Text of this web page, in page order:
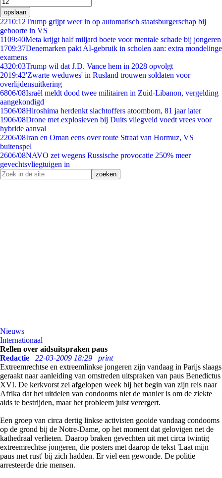
opslaan
2210:12Trump grijpt weer in op automatisch staatsburgerschap bij
geboorte in VS
1109:40Meta krijgt half miljard boete voor mentale schade bij jongeren
1709:37Denemarken pakt AI-gebruik in scholen aan: extra mondelinge
examens
4320:03Trump wil dat J.D. Vance hem in 2028 opvolgt
2019:42'Zwarte weduwes' in Rusland trouwen soldaten voor
overlijdensuitkering
6806/08Israël meldt dood twee militairen in Zuid-Libanon, vergelding
aangekondigd
1506/08Hiroshima herdenkt slachtoffers atoombom, 81 jaar later
1906/08Drone met explosieven bij Duits vliegveld voedt vrees voor
hybride aanval
2206/08Iran en Oman eens over route Straat van Hormuz, VS
buitenspel
2606/08NAVO zet wegens Russische provocatie 250% meer
gevechtsvliegtuigen in
Nieuws
Internationaal
Rellen over aidsuitspraken paus
Redactie
22-03-2009 18:29
print
Extreemrechtse en extreemlinkse jongeren zijn vandaag in Parijs slaags
geraakt naar aanleiding van omstreden uitspraken van paus Benedictus
XVI. De kerkvorst zei afgelopen week bij het begin van zijn reis naar
Afrika dat het uitdelen van condooms niet de manier is om de ziekte
aids te bestrijden, maar het probleem juist verergert.
Een groep van circa dertig linkse activisten gooide vandaag condooms
op de grond bij de Notre-Dame, op het moment dat gelovigen net de
kathedraal verlieten. Daarop braken gevechten uit met circa twintig
extreemrechtse jongeren, die posters met daarop de tekst 'Laat mijn
paus met rust' bij zich hadden. Er viel een gewonde. De politie
arresteerde drie mensen.